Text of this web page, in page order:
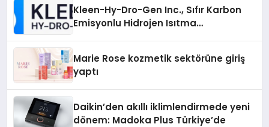
Kleen-Hy-Dro-Gen Inc., Sıfır Karbon
Emisyonlu Hidrojen Isıtma
Marie Rose kozmetik sektörüne giriş
yaptı
Daikin’den akıllı iklimlendirmede yeni
dönem: Madoka Plus Türkiye’de